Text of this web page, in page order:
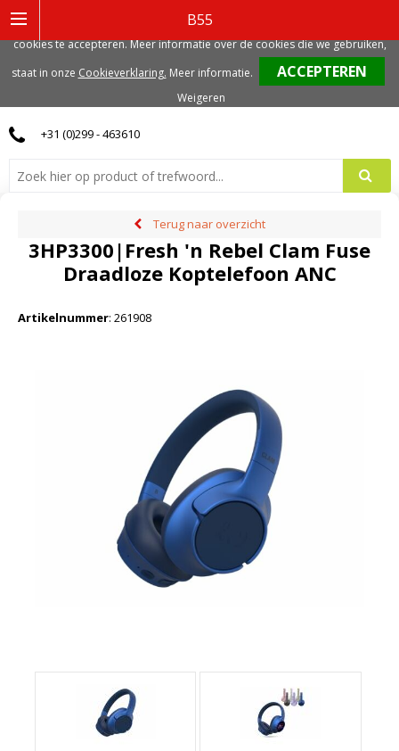
B55
0
+31 (0)299 - 463610
Terug naar overzicht
3HP3300|Fresh 'n Rebel Clam Fuse
Draadloze Koptelefoon ANC
Artikelnummer: 261908
gerelateerde cookies. Voor de beste gebruikerservaring, adviseren we deze
cookies te accepteren. Meer informatie over de cookies die we gebruiken,
staat in onze Cookieverklaring. Meer informatie.
Weigeren